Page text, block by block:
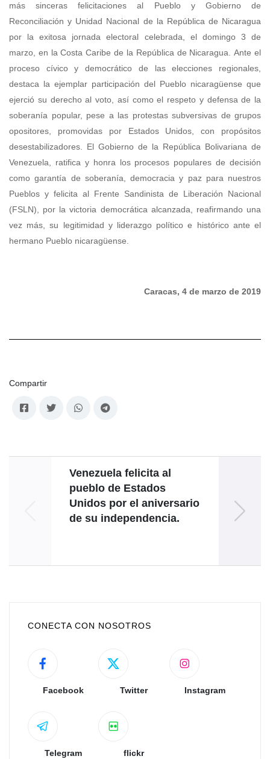
más sinceras felicitaciones al Pueblo y Gobierno de
Reconciliación y Unidad Nacional de la República de Nicaragua
por la exitosa jornada electoral celebrada, el domingo 3 de
marzo, en la Costa Caribe de la República de Nicaragua.
Ante el
proceso cívico y democrático de las elecciones regionales,
destaca la ejemplar participación del Pueblo nicaragüense que
ejerció su derecho al voto, así como el respeto y defensa de la
soberanía popular, pese a las protestas subversivas de grupos
opositores, promovidas por Estados Unidos, con propósitos
desestabilizadores. El Gobierno de la República Bolivariana de
Venezuela, ratifica y honra los procesos populares de decisión
como garantía de soberanía, democracia y paz para nuestros
Pueblos y felicita al Frente Sandinista de Liberación Nacional
(FSLN), por la victoria democrática alcanzada, reafirmando una
vez más, su legitimidad y liderazgo político e histórico ante el
hermano Pueblo nicaragüense.
Caracas, 4 de marzo de 2019
Compartir
Venezuela felicita al
pueblo de Estados
Unidos por el aniversario
de su independencia.
CONECTA CON NOSOTROS
Facebook Twitter Instagram
Telegram flickr